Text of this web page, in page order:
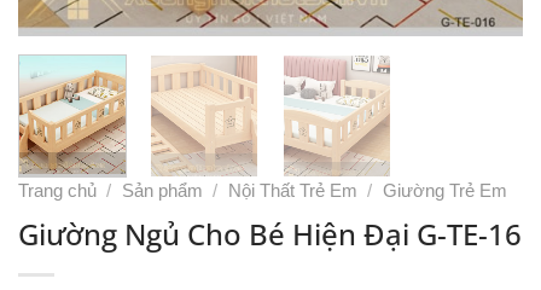
Trang chủ / Sản phẩm / Nội Thất Trẻ Em / Giường Trẻ Em
Giường Ngủ Cho Bé Hiện Đại G-TE-16